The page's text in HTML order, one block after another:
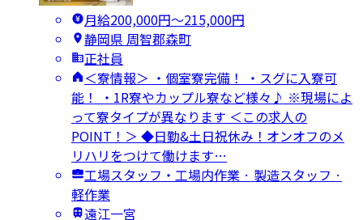
月給200,000円〜215,000円
静岡県 周智郡森町
正社員
＜寮情報＞ ・個室寮完備！ ・スグに入寮可
能！ ・1R寮やカップル寮など様々♪ ※現場によ
って寮タイプが異なります ＜この求人の
POINT！＞ ◆日勤&土日祝休み！オンオフのメ
リハリをつけて働けます…
工場スタッフ・工場内作業 · 製造スタッフ ·
軽作業
遠江一宮